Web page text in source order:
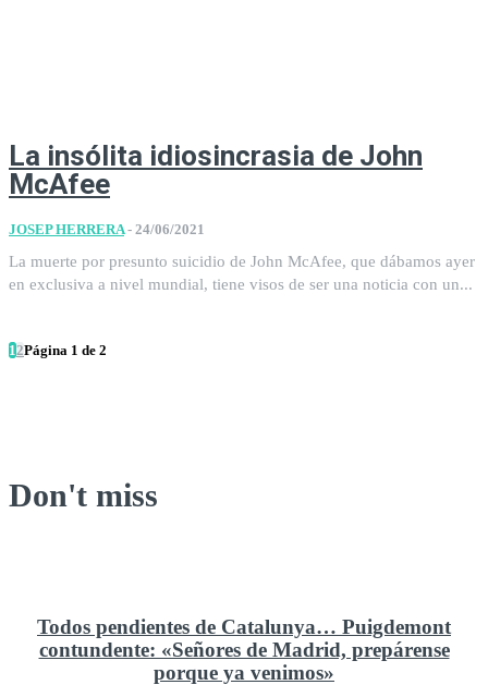
La insólita idiosincrasia de John
McAfee
JOSEP HERRERA - 24/06/2021
La muerte por presunto suicidio de John McAfee, que dábamos ayer
en exclusiva a nivel mundial, tiene visos de ser una noticia con un...
1 2Página 1 de 2
Don't miss
Todos pendientes de Catalunya… Puigdemont
contundente: «Señores de Madrid, prepárense
porque ya venimos»